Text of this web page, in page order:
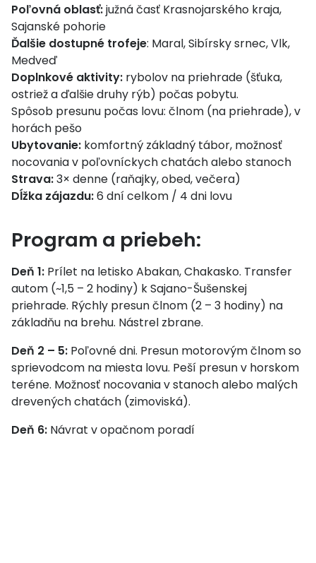
Poľovná oblasť:južná časť Krasnojarského kraja,
Sajanské pohorie
Ďalšie dostupné trofeje: Maral, Sibírsky srnec, Vlk,
Medveď
Doplnkové aktivity: rybolov na priehrade (šťuka,
ostriež a ďalšie druhy rýb) počas pobytu.
Spôsob presunu počas lovu: člnom (na priehrade), v
horách pešo
Ubytovanie: komfortný základný tábor, možnosť
nocovania v poľovníckych chatách alebo stanoch
Strava:3× denne (raňajky, obed, večera)
Dĺžka zájazdu:6 dní celkom / 4 dni lovu
Program a priebeh:
Deň 1: Prílet na letisko Abakan, Chakasko. Transfer
autom (~1,5 – 2 hodiny) k Sajano-Šušenskej
priehrade. Rýchly presun člnom (2 – 3 hodiny) na
základňu na brehu. Nástrel zbrane.
Deň 2 – 5: Poľovné dni. Presun motorovým člnom so
sprievodcom na miesta lovu. Peší presun v horskom
teréne. Možnosť nocovania v stanoch alebo malých
drevených chatách (zimoviská).
Deň 6: Návrat v opačnom poradí